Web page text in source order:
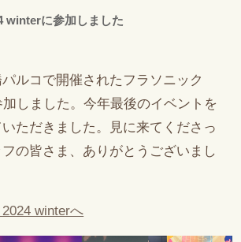
winterに参加しました
ルコで開催されたフラソニック
加しました。今年最後のイベントを
ただきました。見に来てくださっ
の皆さま、ありがとうございまし
winterへ